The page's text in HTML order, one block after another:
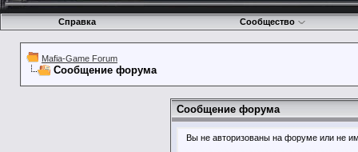
Справка Сообщество
Mafia-Game Forum
Сообщение форума
Сообщение форума
Вы не авторизованы на форуме или не